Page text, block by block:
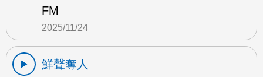
FM
2025/11/24
鮮聲奪人